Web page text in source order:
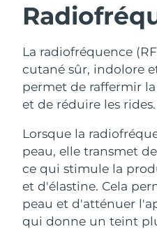
La radiofréquence
cutané sûr, indolore
permet de raffermir
et de réduire les rides.
Lorsque la
peau, elle transmet
ce qui stimule la
et d'élastine. Cela
peau et d'atténuer
qui donne un teint